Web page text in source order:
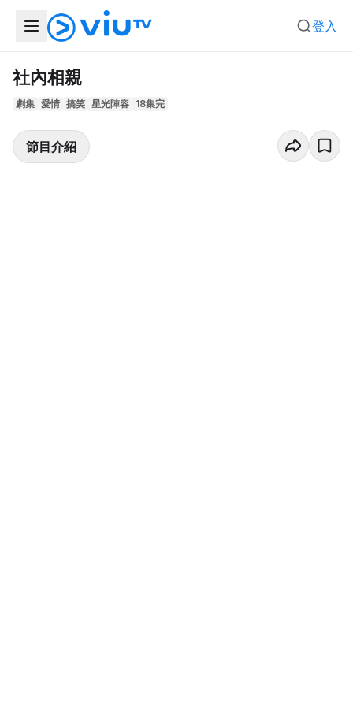
登入
社內相親
劇集 愛情 搞笑 星光陣容 18集完
節目介紹